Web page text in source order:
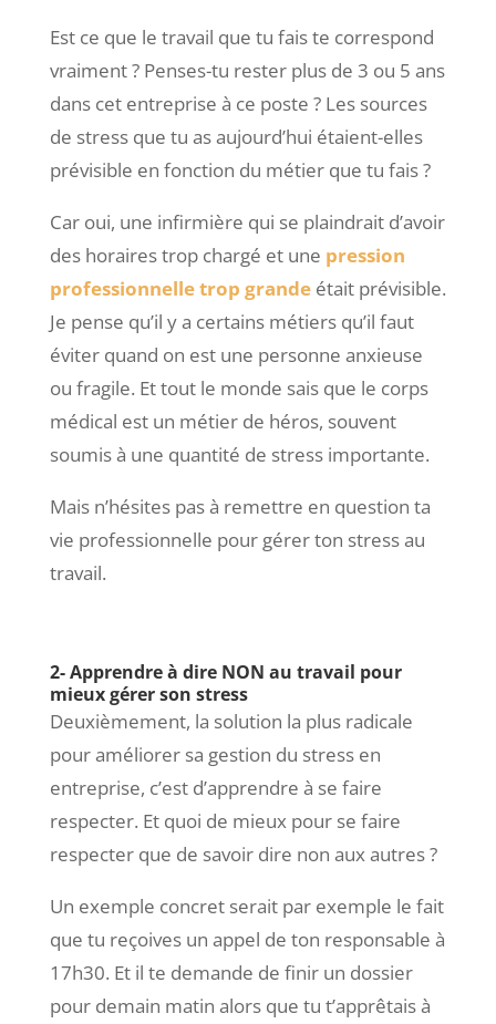
Est ce que le travail que tu fais te correspond
vraiment ? Penses-tu rester plus de 3 ou 5 ans
dans cet entreprise à ce poste ? Les sources
de stress que tu as aujourd’hui étaient-elles
prévisible en fonction du métier que tu fais ?
Car oui, une infirmière qui se plaindrait d’avoir
des horaires trop chargé et une pression
professionnelle trop grandeétait prévisible.
Je pense qu’il y a certains métiers qu’il faut
éviter quand on est une personne anxieuse
ou fragile. Et tout le monde sais que le corps
médical est un métier de héros, souvent
soumis à une quantité de stress importante.
Mais n’hésites pas à remettre en question ta
vie professionnelle pour gérer ton stress au
travail.
2- Apprendre à dire NON au travail pour
mieux gérer son stress
Deuxièmement, la solution la plus radicale
pour améliorer sa gestion du stress en
entreprise, c’est d’apprendre à se faire
respecter. Et quoi de mieux pour se faire
respecter que de savoir dire non aux autres ?
Un exemple concret serait par exemple le fait
que tu reçoives un appel de ton responsable à
17h30. Et il te demande de finir un dossier
pour demain matin alors que tu t’apprêtais à